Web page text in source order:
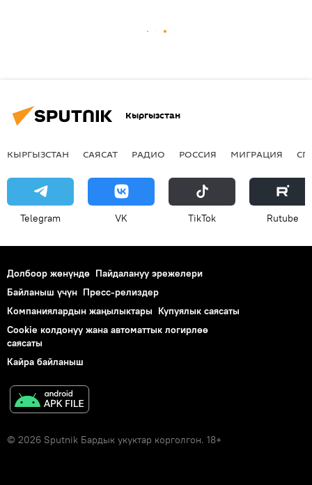
Кыргызстан
КЫРГЫЗСТАН САЯСАТ РАДИО РОССИЯ МИГРАЦИЯ
Telegram VK ТikТоk Rutube
Долбоор жөнүндө Пайдалануу эрежелери
Байланыш үчүн Пресс-релиздер
Компаниялардын жаңылыктары Купуялык саясаты
Cookie колдонуу жана автоматтык логирлөө
саясаты
Кайра байланыш
© 2026 Sputnik Бардык укуктар корголгон. 18+